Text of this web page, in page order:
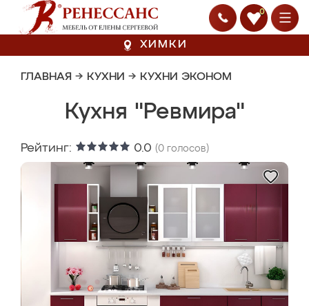
0
ХИМКИ
ГЛАВНАЯ → КУХНИ → КУХНИ ЭКОНОМ
Кухня "Ревмира"
Рейтинг: 0.0 (0 голосов)